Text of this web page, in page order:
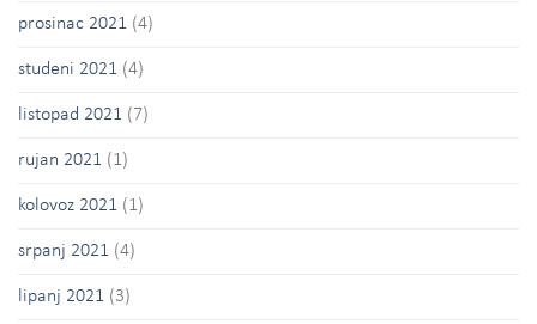
prosinac 2021 (4)
studeni 2021 (4)
listopad 2021 (7)
rujan 2021 (1)
kolovoz 2021 (1)
srpanj 2021 (4)
lipanj 2021 (3)